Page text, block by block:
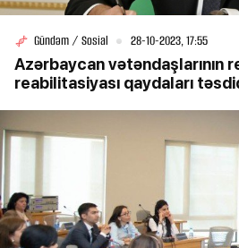
Gündəm / Sosial 28-10-2023, 17:55
Azərbaycan vətəndaşlarının
reabilitasiyası qaydaları